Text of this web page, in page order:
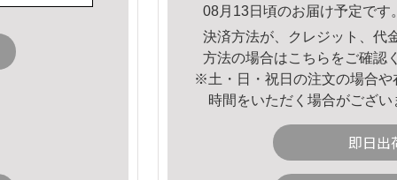
08月13日頃のお届け予定です。
決済方法が、クレジット、代
方法の場合はこちら をご確認
※土・日・祝日の注文の場合や
時間をいただく場合がござい
即日出